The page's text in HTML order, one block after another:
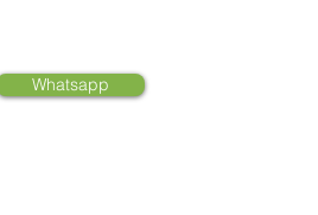
Whatsapp